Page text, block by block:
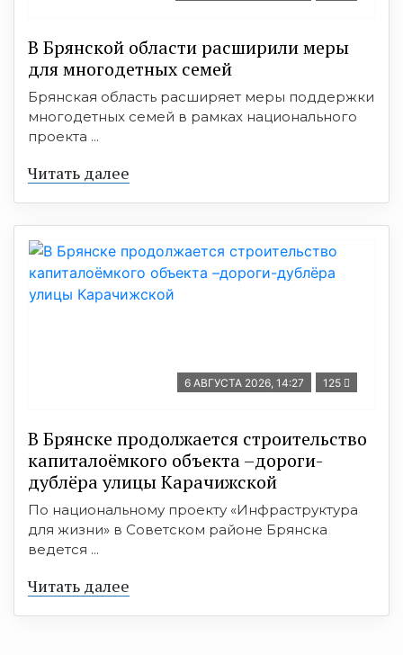
В Брянской области расширили меры
для многодетных семей
Брянская область расширяет меры поддержки
многодетных семей в рамках национального
проекта ...
Читать далее
6 АВГУСТА 2026, 14:27 125
В Брянске продолжается строительство
капиталоёмкого объекта –дороги-
дублёра улицы Карачижской
По национальному проекту «Инфраструктура
для жизни» в Советском районе Брянска
ведется ...
Читать далее